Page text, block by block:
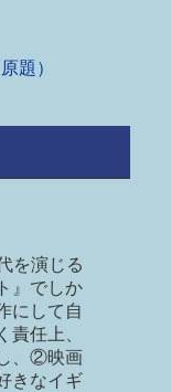
題）
を演じる
』でしか
にして自
責任上、
、②映画
きなイギ